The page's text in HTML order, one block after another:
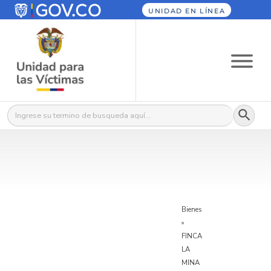
UNIDAD EN LÍNEA
Buscar: Botón
Bienes
»
FINCA
LA
MINA